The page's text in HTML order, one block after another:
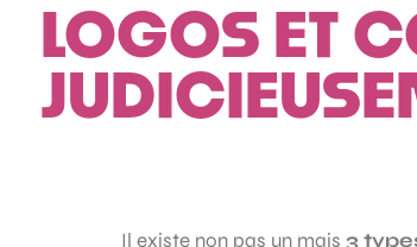
LOGOS ET
Il existe non pas un mais 3